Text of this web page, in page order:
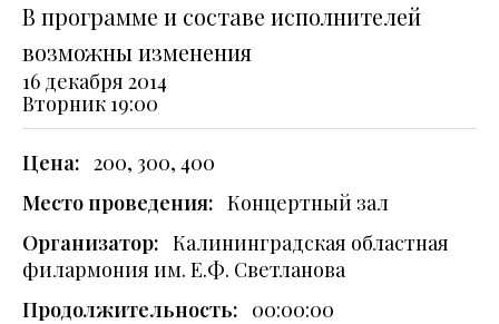
В программе и составе исполнителей
возможны изменения
16 декабря 2014
Вторник 19:00
Цена: 200, 300, 400
Место проведения: Концертный зал
Организатор: Калининградская областная
филармония им. Е.Ф. Светланова
Продолжительность: 00:00:00